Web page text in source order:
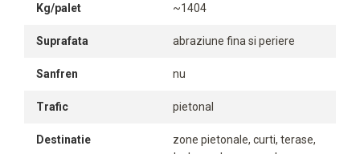
Kg/palet ~1404
Suprafata abraziune fina si periere
Sanfren nu
Trafic pietonal
Destinatie
zone pietonale, curti, terase,